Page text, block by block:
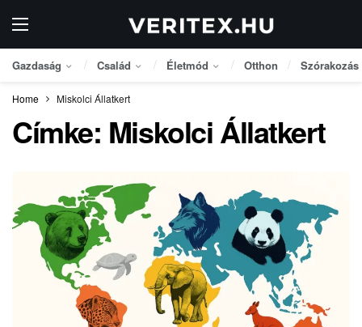
Gazdaság Család Életmód Otthon Szórakozás
Home Miskolci Állatkert
Címke: Miskolci Állatkert